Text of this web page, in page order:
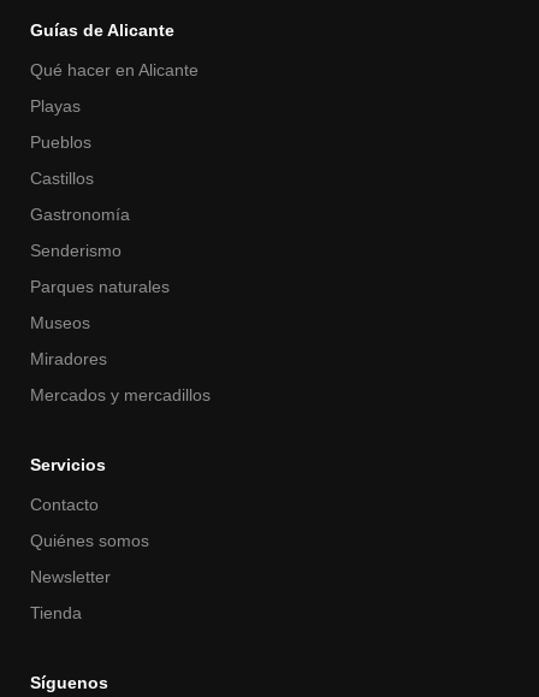
Guías de Alicante
Qué hacer en Alicante
Playas
Pueblos
Castillos
Gastronomía
Senderismo
Parques naturales
Museos
Miradores
Mercados y mercadillos
Servicios
Contacto
Quiénes somos
Newsletter
Tienda
Síguenos